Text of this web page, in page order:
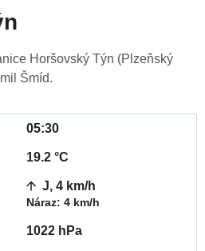
Horšovský Týn (Plzeňský
Šmíd.
05:30
19.2 °C
J, 4 km/h
Náraz: 4 km/h
1022 hPa